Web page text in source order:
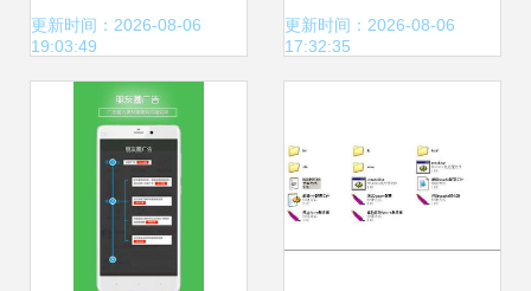
服务的专业选择
更新时间：2026-08-06
19:03:49
来自91手游网的应
更新时间：2026-08-06
17:32:35